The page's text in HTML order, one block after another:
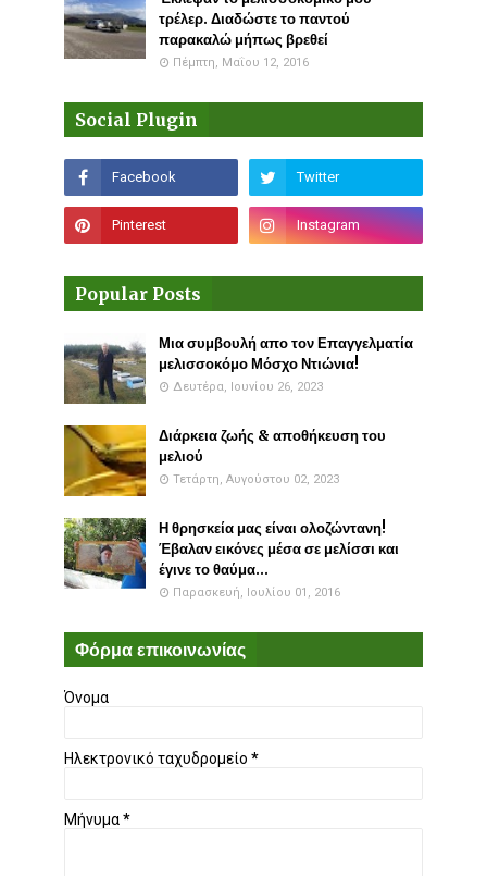
τρέλερ. Διαδώστε το παντού
παρακαλώ μήπως βρεθεί
Πέμπτη, Μαΐου 12, 2016
Social Plugin
Popular Posts
Μια συμβουλή απο τον Επαγγελματία
μελισσοκόμο Μόσχο Ντιώνια!
Δευτέρα, Ιουνίου 26, 2023
Διάρκεια ζωής & αποθήκευση του
μελιού
Τετάρτη, Αυγούστου 02, 2023
Η θρησκεία μας είναι ολοζώντανη!
Έβαλαν εικόνες μέσα σε μελίσσι και
έγινε το θαύμα...
Παρασκευή, Ιουλίου 01, 2016
Φόρμα επικοινωνίας
Όνομα
Ηλεκτρονικό ταχυδρομείο *
Μήνυμα*